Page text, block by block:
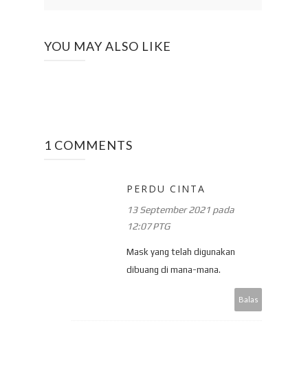
YOU MAY ALSO LIKE
1 COMMENTS
PERDU CINTA
13 September 2021 pada
12:07 PTG
Mask yang telah digunakan
dibuang di mana-mana.
Balas